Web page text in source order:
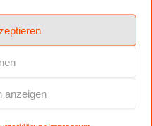
anzeigen